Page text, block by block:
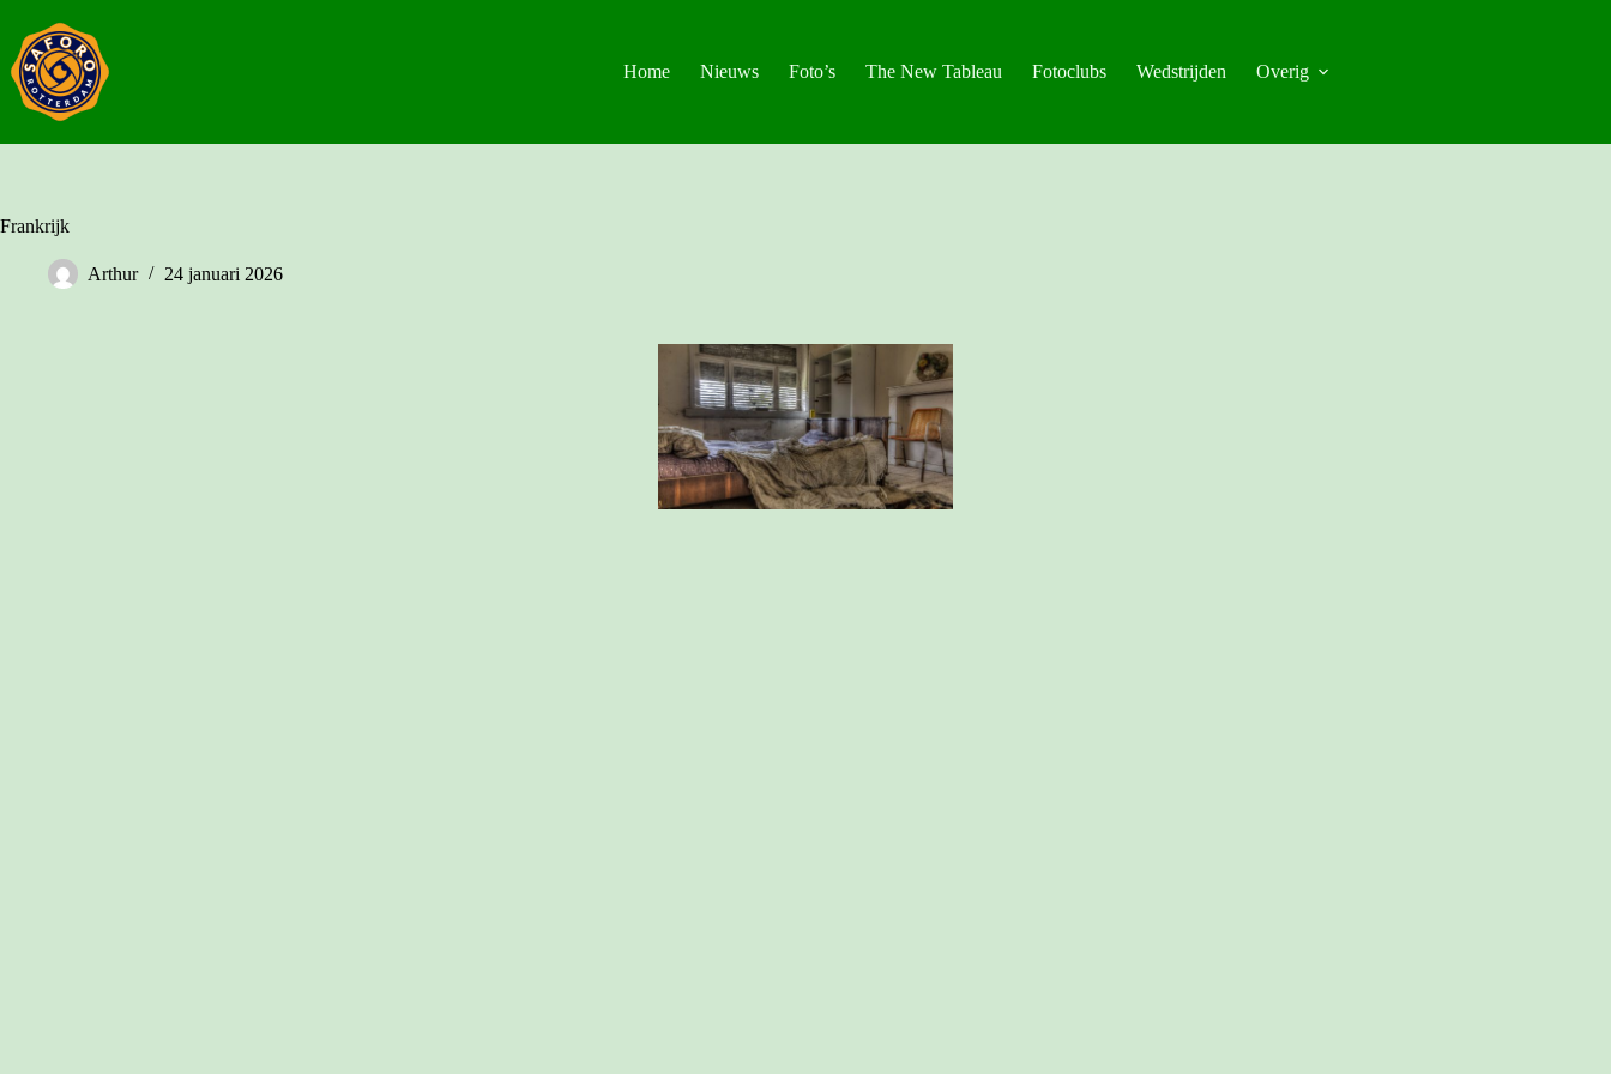
naar
inhoud
Home Nieuws Foto’s The New Tableau Fotoclubs Wedstrijden Overig
Frankrijk
Arthur 24 januari 2026